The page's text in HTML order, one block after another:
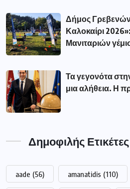
Δήμος Γρεβενών:
Καλοκαίρι
Μανιταριών
Τα γεγονότα
μια αλήθεια. Η
Δημοφιλής Ετικέτες
aade (56) amanatidis (110)